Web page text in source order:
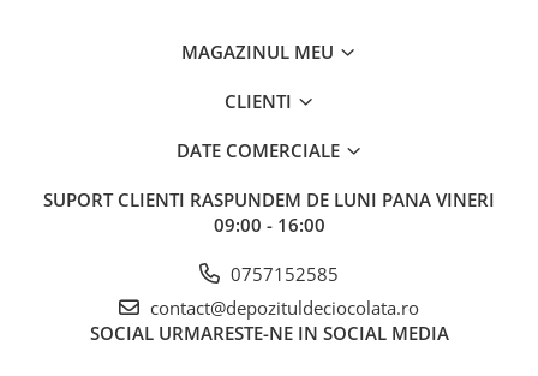
MAGAZINUL MEU
CLIENTI
DATE COMERCIALE
SUPORT CLIENTI RASPUNDEM DE LUNI PANA VINERI
09:00 - 16:00
0757152585
contact@depozituldeciocolata.ro
SOCIAL URMARESTE-NE IN SOCIAL MEDIA